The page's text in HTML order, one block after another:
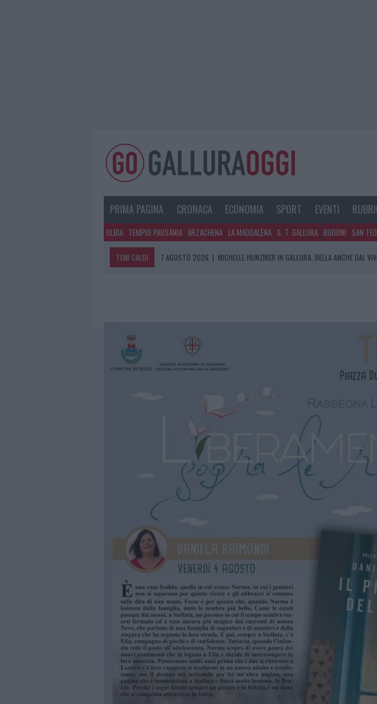
PRIMA PAGINA CRONACA ECONOMIA SPORT EVENTI
OLBIA TEMPIO PAUSANIA ARZACHENA LA MADDALENA S. T. GALLURA BUDONI SAN
TEMI CALDI 7 AGOSTO 2026 | MICHELLE HUNZIKER IN GALLURA, BELLA ANCHE DAL
7 AGOSTO 2026
LE PREVISIONI METEO PER IL WEEKEND A OLBIA E IN GALLURA